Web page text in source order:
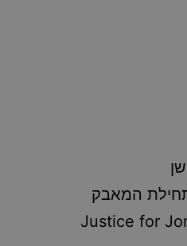
המאבק
Justice for